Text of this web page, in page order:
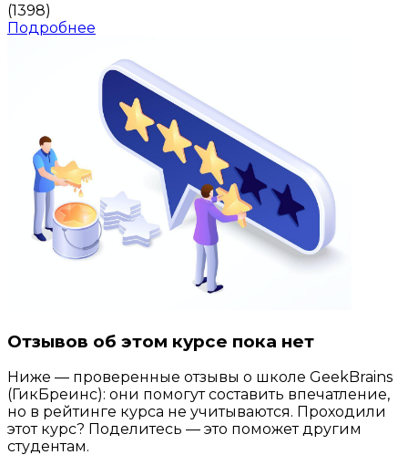
(1398)
Подробнее
Отзывов об этом курсе пока нет
Ниже — проверенные отзывы о школе GeekBrains
(ГикБреинс): они помогут составить впечатление,
но в рейтинге курса не учитываются. Проходили
этот курс? Поделитесь — это поможет другим
студентам.